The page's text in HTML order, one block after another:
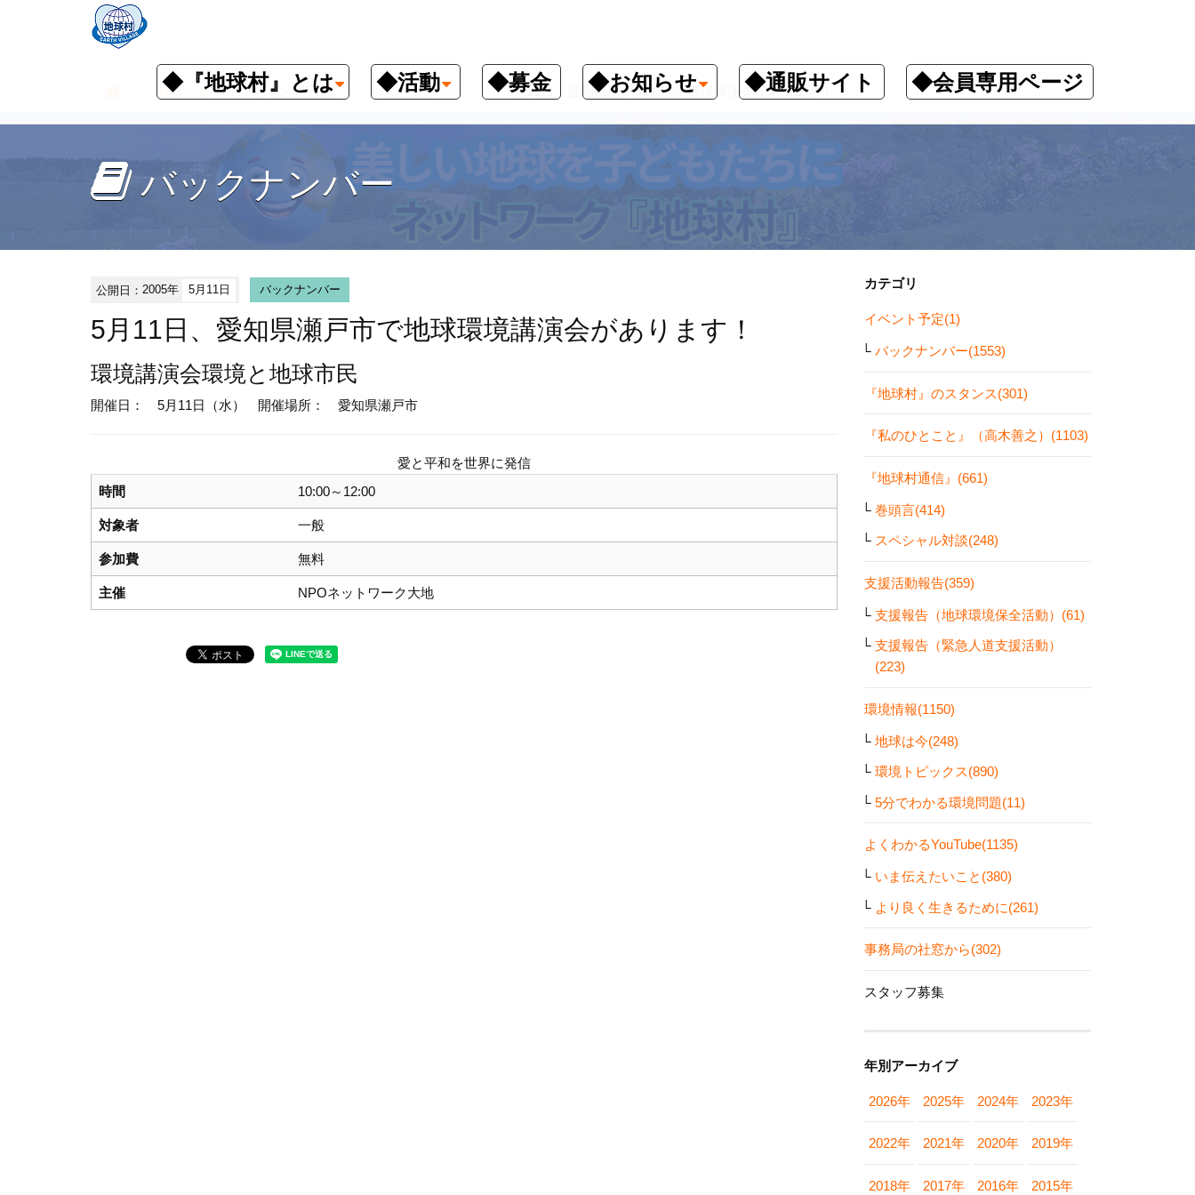
◆『地球村』とは ◆活動 ◆募金 ◆お知らせ ◆通販サイト ◆会員専用ページ
お知らせ イベント予定 バックナンバー 5月11日、愛知県瀬戸市で地球環境講演会があります！
バックナンバー
公開日：2005年 5月11日 バックナンバー
5月11日、愛知県瀬戸市で地球環境講演会があります！
環境講演会環境と地球市民
開催日： 5月11日（水） 開催場所： 愛知県瀬戸市
愛と平和を世界に発信
時間
10:00～12:00
対象者 一般
参加費 無料
主催 NPOネットワーク大地
カテゴリ
イベント予定(1)
バックナンバー(1553)
『地球村』のスタンス(301)
『私のひとこと』（高木善之）(1103)
『地球村通信』(661)
巻頭言(414)
スペシャル対談(248)
支援活動報告(359)
支援報告（地球環境保全活動）(61)
支援報告（緊急人道支援活動）
(223)
環境情報(1150)
地球は今(248)
環境トピックス(890)
5分でわかる環境問題(11)
よくわかるYouTube(1135)
いま伝えたいこと(380)
より良く生きるために(261)
事務局の社窓から(302)
スタッフ募集
年別アーカイブ
2026年 2025年 2024年 2023年
2022年 2021年 2020年 2019年
2018年 2017年 2016年 2015年